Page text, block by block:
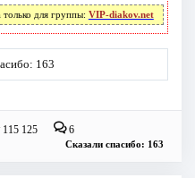
для группы: VIP-diakov.net
163
115 125 6
Сказали спасибо: 163